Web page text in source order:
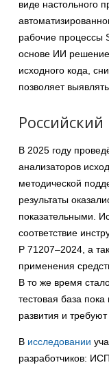
виде настольного
рабочие процессы
основе ИИ
исходного кода,
позволяет
В 2025 году
анализаторов
методической
результаты
показательными.
соответствие
Р 71207–2024, а
применения
В то же время
тестовая база
развития и
В исследовании
разработчиков: